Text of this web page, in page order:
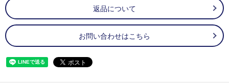
返品について
お問い合わせはこちら